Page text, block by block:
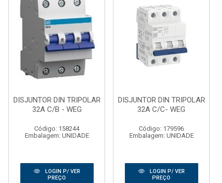
DISJUNTOR DIN TRIPOLAR
32A C/B - WEG
Código: 158244
Embalagem: UNIDADE
LOGIN P/ VER
PREÇO
DISJUNTOR DIN TRIPOLAR
32A C/C- WEG
Código: 179596
Embalagem: UNIDADE
LOGIN P/ VER
PREÇO